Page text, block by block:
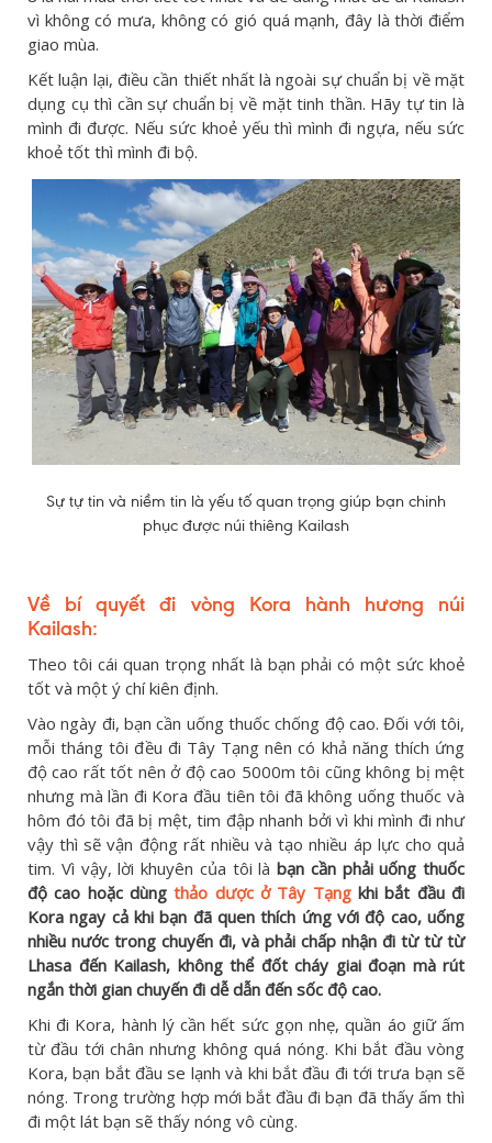
vì không có mưa, không có gió quá mạnh, đây là thời điểm
giao mùa.
Kết luận lại, điều cần thiết nhất là ngoài sự chuẩn bị về mặt
dụng cụ thì cần sự chuẩn bị về mặt tinh thần. Hãy tự tin là
mình đi được. Nếu sức khoẻ yếu thì mình đi ngựa, nếu sức
khoẻ tốt thì mình đi bộ.
Sự tự tin và niềm tin là yếu tố quan trọng giúp bạn chinh
phục được núi thiêng Kailash
Về bí quyết đi vòng Kora hành hương núi
Kailash:
Theo tôi cái quan trọng nhất là bạn phải có một sức khoẻ
tốt và một ý chí kiên định.
Vào ngày đi, bạn cần uống thuốc chống độ cao. Đối với tôi,
mỗi tháng tôi đều đi Tây Tạng nên có khả năng thích ứng
độ cao rất tốt nên ở độ cao 5000m tôi cũng không bị mệt
nhưng mà lần đi Kora đầu tiên tôi đã không uống thuốc và
hôm đó tôi đã bị mệt, tim đập nhanh bởi vì khi mình đi như
vậy thì sẽ vận động rất nhiều và tạo nhiều áp lực cho quả
tim. Vì vậy, lời khuyên của tôi là bạn cần phải uống thuốc
độ cao hoặc dùngthảo dược ở Tây Tạngkhi bắt đầu đi
Kora ngay cả khi bạn đã quen thích ứng với độ cao, uống
nhiều nước trong chuyến đi, và phải chấp nhận đi từ từ từ
Lhasa đến Kailash, không thể đốt cháy giai đoạn mà rút
ngắn thời gian chuyến đi dễ dẫn đến sốc độ cao.
Khi đi Kora, hành lý cần hết sức gọn nhẹ, quần áo giữ ấm
từ đầu tới chân nhưng không quá nóng. Khi bắt đầu vòng
Kora, bạn bắt đầu se lạnh và khi bắt đầu đi tới trưa bạn sẽ
nóng. Trong trường hợp mới bắt đầu đi bạn đã thấy ấm thì
đi một lát bạn sẽ thấy nóng vô cùng.